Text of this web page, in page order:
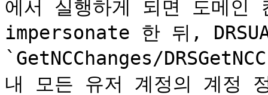
에서 실행하게 되면 도메인
impersonate 한 뒤,
`GetNCChanges/
내 모든 유저 계정의 계정